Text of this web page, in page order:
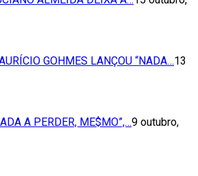
GOHMES LANÇOU “NADA…13
A PERDER, ME$MO”,…9 outubro,